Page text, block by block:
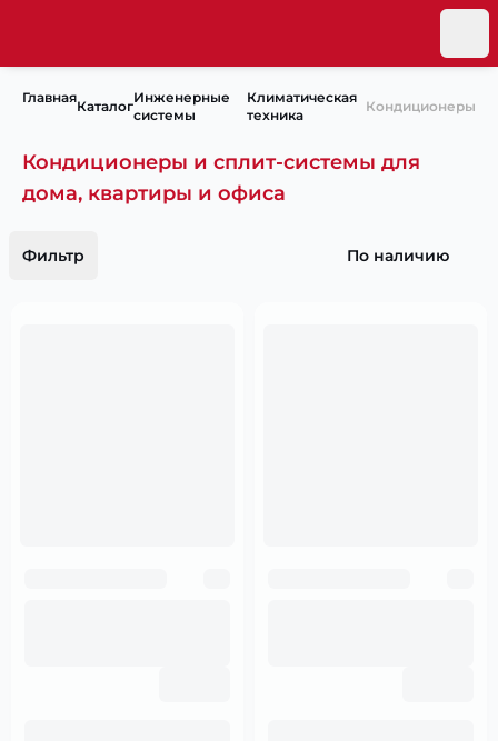
Главная
Каталог
Инженерные
системы
Климатическая
техника
Кондиционеры
Кондиционеры и сплит-системы для
дома, квартиры и офиса
Фильтр По наличию